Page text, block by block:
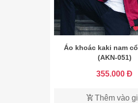
Áo khoác kaki nam
(AKN-051)
355.000 Đ
Thêm vào